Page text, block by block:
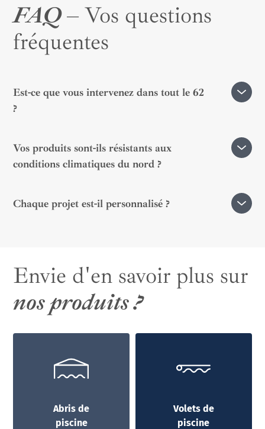
FAQ– Vos questions
fréquentes
Est-ce que vous intervenez dans tout le 62
?
Oui, nos équipes se déplacent partout dans le Pas-de-
Calais, littoral compris.
Vos produits sont-ils résistants aux
conditions climatiques du nord ?
Oui, nos équipements sont conçus pour affronter vent,
pluie, air marin et gel.
Chaque projet est-il personnalisé ?
Envie d'en savoir plus sur
nos produits ?
Abris de
piscine
Volets de
piscine